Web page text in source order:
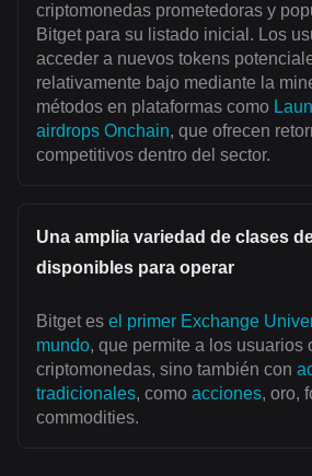
criptomonedas prometedoras y
Bitget para su listado inicial. Los
acceder a nuevos tokens
relativamente bajo mediante la
métodos en plataformas como
airdrops Onchain, que ofrecen
competitivos dentro del sector.
Una amplia variedad de clases
disponibles para operar
Bitget es el primer Exchange
mundo, que permite a los usuarios
criptomonedas, sino también con
tradicionales, como acciones, oro,
commodities.